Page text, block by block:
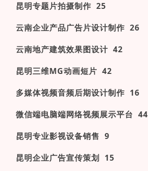
昆明专题片拍摄制作 25
云南企业产品广告片设计制作 26
云南地产建筑效果图设计 42
昆明三维MG动画短片 42
多媒体视频音频后期设计制作 16
微信端电脑端网络视频展示平台 44
昆明专业影视设备销售 9
昆明企业广告宣传策划 15